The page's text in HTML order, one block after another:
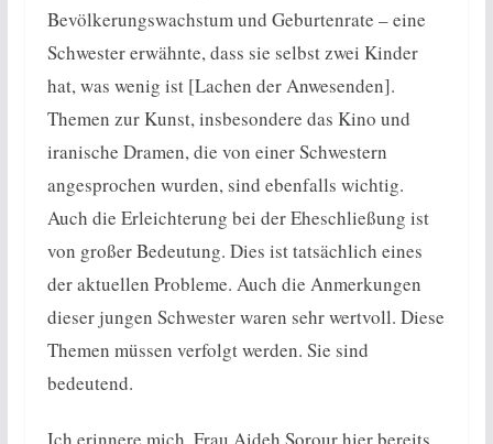
Bevölkerungswachstum und Geburtenrate – eine
Schwester erwähnte, dass sie selbst zwei Kinder
hat, was wenig ist [Lachen der Anwesenden].
Themen zur Kunst, insbesondere das Kino und
iranische Dramen, die von einer Schwestern
angesprochen wurden, sind ebenfalls wichtig.
Auch die Erleichterung bei der Eheschließung ist
von großer Bedeutung. Dies ist tatsächlich eines
der aktuellen Probleme. Auch die Anmerkungen
dieser jungen Schwester waren sehr wertvoll. Diese
Themen müssen verfolgt werden. Sie sind
bedeutend.
Ich erinnere mich, Frau Aideh Sorour hier bereits